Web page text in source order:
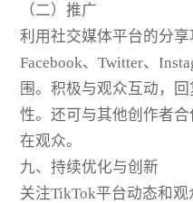
（二）推广
利用社交媒体平台的分享
Facebook、Twitter、
围。积极与观众互动，
性。还可与其他创作者
在观众。
九、持续优化与创新
关注TikTok平台动态和